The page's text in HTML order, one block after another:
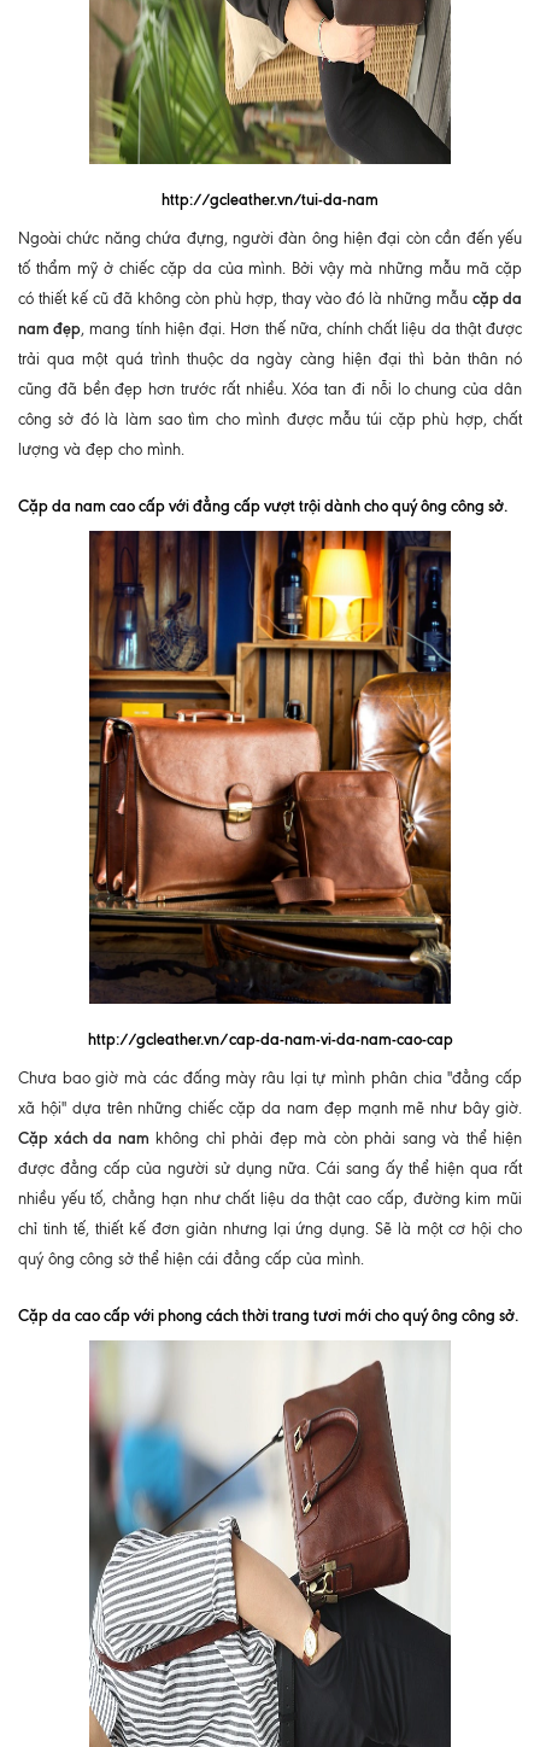
http://gcleather.vn/tui-da-nam
Ngoài chức năng chứa đựng, người đàn ông hiện đại còn cần đến yếu
tố thẩm mỹ ở chiếc cặp da của mình. Bởi vậy mà những mẫu mã cặp
có thiết kế cũ đã không còn phù hợp, thay vào đó là những mẫu cặp da
nam đẹp, mang tính hiện đại. Hơn thế nữa, chính chất liệu da thật được
trải qua một quá trình thuộc da ngày càng hiện đại thì bản thân nó
cũng đã bền đẹp hơn trước rất nhiều. Xóa tan đi nỗi lo chung của dân
công sở đó là làm sao tìm cho mình được mẫu túi cặp phù hợp, chất
lượng và đẹp cho mình.
Cặp da nam cao cấp với đẳng cấp vượt trội dành cho quý ông công sở.
http://gcleather.vn/cap-da-nam-vi-da-nam-cao-cap
Chưa bao giờ mà các đấng mày râu lại tự mình phân chia "đẳng cấp
xã hội" dựa trên những chiếc cặp da nam đẹp mạnh mẽ như bây giờ.
Cặp xách da nam không chỉ phải đẹp mà còn phải sang và thể hiện
được đẳng cấp của người sử dụng nữa. Cái sang ấy thể hiện qua rất
nhiều yếu tố, chẳng hạn như chất liệu da thật cao cấp, đường kim mũi
chỉ tinh tế, thiết kế đơn giản nhưng lại ứng dụng. Sẽ là một cơ hội cho
quý ông công sở thể hiện cái đẳng cấp của mình.
Cặp da cao cấp với phong cách thời trang tươi mới cho quý ông công sở.